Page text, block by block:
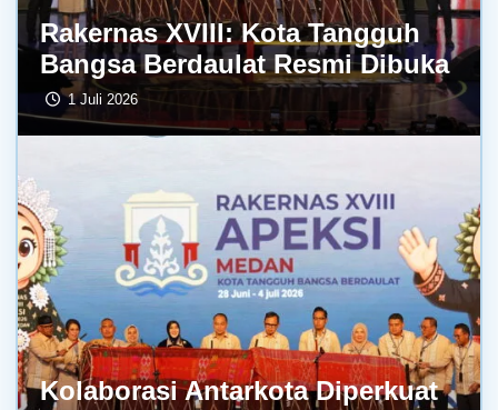
Rakernas XVIII: Kota Tangguh
Bangsa Berdaulat Resmi Dibuka
1 Juli 2026
Kolaborasi Antarkota Diperkuat